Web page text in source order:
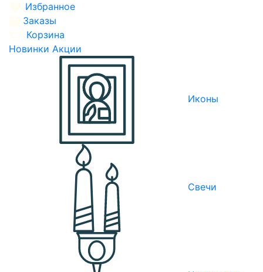
Избранное
Заказы
Корзина
Новинки Акции
Иконы
Свечи